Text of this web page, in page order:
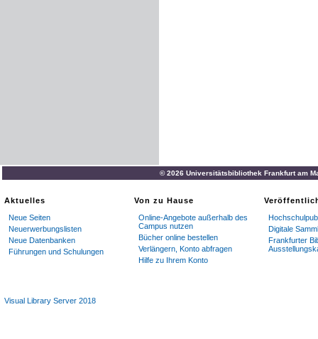
© 2026 Universitätsbibliothek Frankfurt am
Aktuelles
Neue Seiten
Neuerwerbungslisten
Neue Datenbanken
Führungen und Schulungen
Von zu Hause
Online-Angebote außerhalb des
Campus nutzen
Bücher online bestellen
Verlängern, Konto abfragen
Hilfe zu Ihrem Konto
Digitale
Frankfurter
Visual Library Server 2018